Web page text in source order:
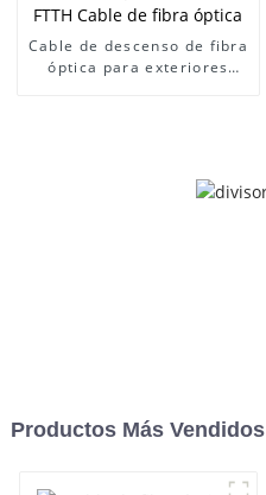
Interior, cable de fibra
fibra de cable óptico,fibra
óptica
Cable de descenso de fibra
óptica para exteriores
Productos Más Vendidos